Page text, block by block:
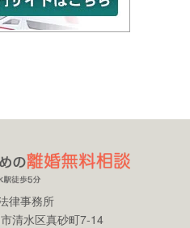
律事務所
清水区真砂町7-14